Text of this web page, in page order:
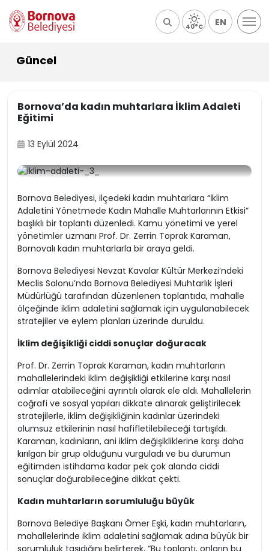
40°C EN
Güncel
Bornova’da kadın muhtarlara İklim Adaleti
Eğitimi
13 Eylül 2024
Bornova Belediyesi, ilçedeki kadın muhtarlara “İklim
Adaletini Yönetmede Kadın Mahalle Muhtarlarının Etkisi”
başlıklı bir toplantı düzenledi. Kamu yönetimi ve yerel
yönetimler uzmanı Prof. Dr. Zerrin Toprak Karaman,
Bornovalı kadın muhtarlarla bir araya geldi.
Bornova Belediyesi Nevzat Kavalar Kültür Merkezi’ndeki
Meclis Salonu’nda Bornova Belediyesi Muhtarlık İşleri
Müdürlüğü tarafından düzenlenen toplantıda, mahalle
ölçeğinde iklim adaletini sağlamak için uygulanabilecek
stratejiler ve eylem planları üzerinde duruldu.
İklim değişikliği ciddi sonuçlar doğuracak
Prof. Dr. Zerrin Toprak Karaman, kadın muhtarların
mahallelerindeki iklim değişikliği etkilerine karşı nasıl
adımlar atabileceğini ayrıntılı olarak ele aldı. Mahallelerin
coğrafi ve sosyal yapıları dikkate alınarak geliştirilecek
stratejilerle, iklim değişikliğinin kadınlar üzerindeki
olumsuz etkilerinin nasıl hafifletilebileceği tartışıldı.
Karaman, kadınların, ani iklim değişikliklerine karşı daha
kırılgan bir grup olduğunu vurguladı ve bu durumun
eğitimden istihdama kadar pek çok alanda ciddi
sonuçlar doğurabileceğine dikkat çekti.
Kadın muhtarların sorumluluğu büyük
Bornova Belediye Başkanı Ömer Eşki, kadın muhtarların,
mahallelerinde iklim adaletini sağlamak adına büyük bir
sorumluluk taşıdığını belirterek, “Bu toplantı, onların bu